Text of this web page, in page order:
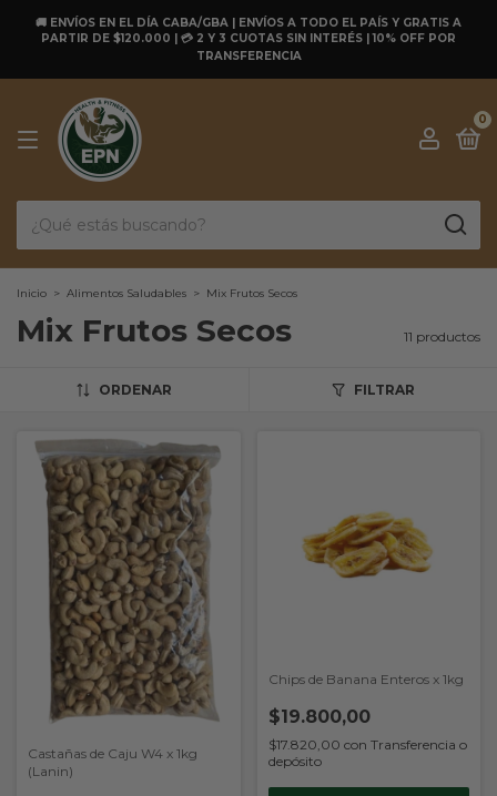
🚚 ENVÍOS EN EL DÍA CABA/GBA | ENVÍOS A TODO EL PAÍS Y GRATIS A
PARTIR DE $120.000 | 💳 2 Y 3 CUOTAS SIN INTERÉS | 10% OFF POR
TRANSFERENCIA
0
Inicio > Alimentos Saludables > Mix Frutos Secos
Mix Frutos Secos 11 productos
ORDENAR FILTRAR
Castañas de Caju W4 x 1kg
(Lanin)
Chips de Banana Enteros x 1kg
$19.800,00
$17.820,00 con Transferencia o
depósito